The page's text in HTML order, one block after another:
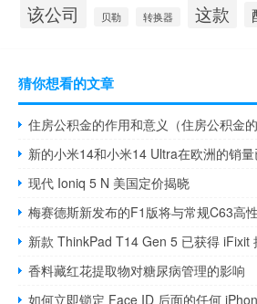
该公司
贝勒 转换器 这款
猜你想看的文章
住房公积金的作用和意义（住房公积金的
现代 Ioniq 5 N 美国定价揭晓
梅赛德斯新发布的F1版将与常规C63高
新款 ThinkPad T14 Gen 5 已获得 iFixit
香料藏红花提取物对糖尿病管理的影响
如何立即锁定 Face ID 后面的任何